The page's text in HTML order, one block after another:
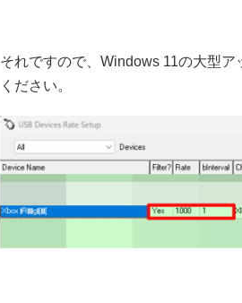
それですので、Windows 11の大型
ください。